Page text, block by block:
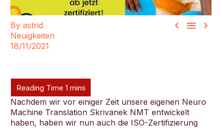
  
By astrid
Neuigkeiten
18/11/2021
Nachdem wir vor einiger Zeit unsere eigenen Neuro
Machine Translation Skrivanek NMT entwickelt
haben, haben wir nun auch die ISO-Zertifizierung